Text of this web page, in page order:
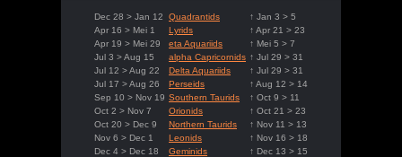
Dec 28 > Jan 12 Quadrantids
↑ Jan 3 > 5
Apr 16 > Mei 1
Lyrids
↑ Apr 21 > 23
Apr 19 > Mei 29
eta Aquariids
↑ Mei 5 > 7
Jul 3 > Aug 15
alpha Capricornids ↑ Jul 29 > 31
Jul 12 > Aug 22
Delta Aquariids
↑ Jul 29 > 31
Jul 17 > Aug 26
Perseids
↑ Aug 12 > 14
Sep 10 > Nov 19 Southern Taurids
↑ Oct 9 > 11
Oct 2 > Nov 7
Orionids
↑ Oct 21 > 23
Oct 20 > Dec 9
Northern Taurids
↑ Nov 11 > 13
Nov 6 > Dec 1
Leonids
↑ Nov 16 > 18
Dec 4 > Dec 18
Geminids
↑ Dec 13 > 15